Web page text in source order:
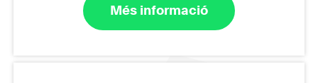
Més informació